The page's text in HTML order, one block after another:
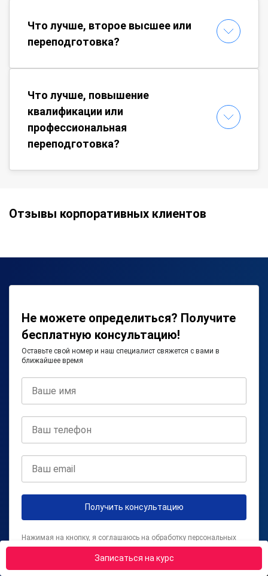
Записаться на курс
Что лучше, второе высшее или
переподготовка?
Что лучше, повышение
квалификации или
профессиональная
переподготовка?
Отзывы корпоративных клиентов
Не можете определиться? Получите
бесплатную консультацию!
Оставьте свой номер и наш специалист свяжется с вами в
ближайшее время
Получить консультацию
Нажимая на кнопку, я соглашаюсь на обработку персональных
данныхи справилами пользования Платформой
Даю согласие на получение рекламной информации